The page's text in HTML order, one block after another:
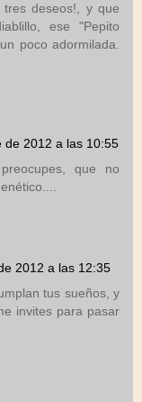
tres deseos!, y que
ese "Pepito
poco adormilada.
de 2012 a las 10:55
que no
2012 a las 12:35
tus sueños, y
invites para pasar